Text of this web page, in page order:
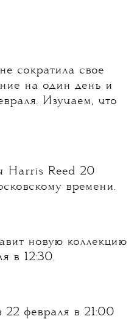
сократила свое
на один день и
Изучаем, что
Harris Reed 20
времени.
новую коллекцию
в 12:30.
22 февраля в 21:00